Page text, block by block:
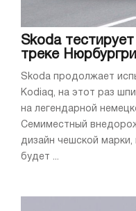
Skoda
треке
Skoda продолжает
Kodiaq, на этот раз
на легендарной
Семиместный
дизайн чешской
будет ...